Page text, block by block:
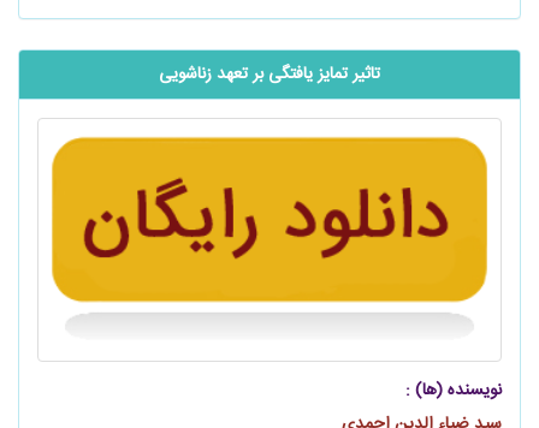
تاثیر تمایز یافتگی بر تعهد زناشویی
نویسنده (ها) :